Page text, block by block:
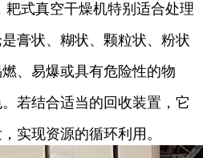
耙式真空干燥机特别适合处理
膏状、糊状、颗粒状、粉状
、易爆或具有危险性的物
若结合适当的回收装置，它
实现资源的循环利用。